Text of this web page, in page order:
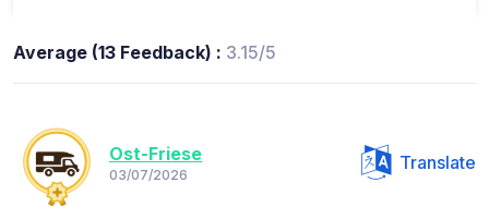
Average (13 Feedback) : 3.15/5
Ost-Friese
03/07/2026
Translate